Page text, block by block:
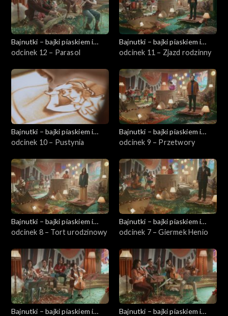
Bajnutki – bajki piaskiem i
dźwiękiem pisane
odcinek 12 – Parasol
Bajnutki – bajki piaskiem i
dźwiękiem pisane
odcinek 11 – Zjazd rodzinny
Bajnutki – bajki piaskiem i
dźwiękiem pisane
odcinek 10 – Pustynia
Bajnutki – bajki piaskiem i
dźwiękiem pisane
odcinek 9 – Przetwory
Bajnutki – bajki piaskiem i
dźwiękiem pisane
odcinek 8 – Tort urodzinowy
Bajnutki – bajki piaskiem i
dźwiękiem pisane
odcinek 7 – Giermek Henio
Bajnutki – bajki piaskiem i
Bajnutki – bajki piaskiem i